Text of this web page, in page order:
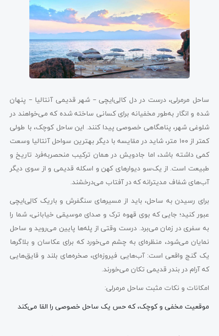
ساحل مرمرلی، درست در دل کالِی‌ایچی – شهر قدیمی آنتالیا – پنهان
شده و انگار به‌طور مخفیانه برای کسانی ساخته شده که می‌خواهند در
شلوغی شهر، پناهگاهی خصوصی پیدا کنند. این ساحل کوچک، با طولی
کمتر از ۱۰۰ متر، شاید در مقایسه با دیگر بهترین سواحل آنتالیا وسعت
کمی داشته باشد، اما جادویش در همان ترکیب منحصربه‌فرد تاریخ و
طبیعت است. از یک‌سو دیوارهای کهن و اسکله قدیمی و از سوی دیگر
آب‌های شفاف مدیترانه که در آفتاب می‌درخشند.
برای رسیدن به ساحل، باید از مسیرهای سنگفرش و باریک کالِی‌ایچی
عبور کنید؛ جایی که بوی قهوه ترک و صدای موسیقی خیابانی، شما را
به سفری در زمان می‌برد. درست وقتی از پله‌ها پایین می‌روید و ساحل
نمایان می‌شود، منظره‌ای به چشم می‌خورد که برای عکاسان و بلاگرها
یک گنج واقعی است: آب‌هایی فیروزه‌ای، صخره‌های بلند و قایق‌هایی
که آرام در بندر قدیمی تکان می‌خورند.
امکانات و نکات مثبت ساحل مرمرلی:
موقعیت مخفی و کوچک، که حس یک ساحل خصوصی را القا می‌کند